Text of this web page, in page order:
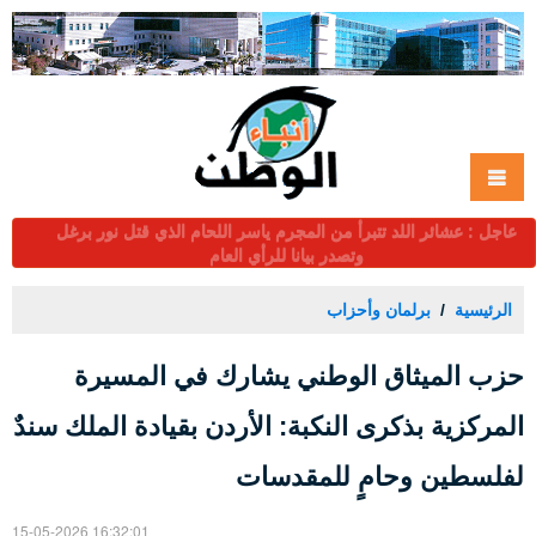
عاجل : عشائر اللد تتبرأ من المجرم ياسر اللحام الذي قتل نور برغل
وتصدر بيانا للرأي العام
الرئيسية برلمان وأحزاب
حزب الميثاق الوطني يشارك في المسيرة
المركزية بذكرى النكبة: الأردن بقيادة الملك سندٌ
لفلسطين وحامٍ للمقدسات
15-05-2026 16:32:01